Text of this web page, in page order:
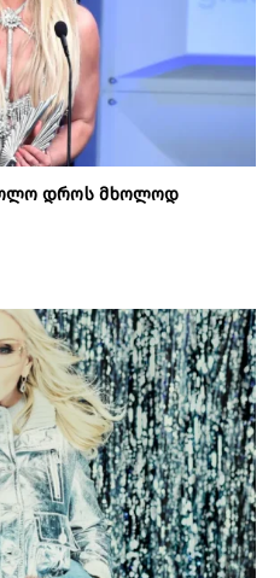
დროს მხოლოდ